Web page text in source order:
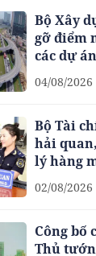
Bộ Xây
gỡ điểm
các dự
04/08/
Bộ Tài
hải
lý hàng
02/08/2026
Công bố
Thủ